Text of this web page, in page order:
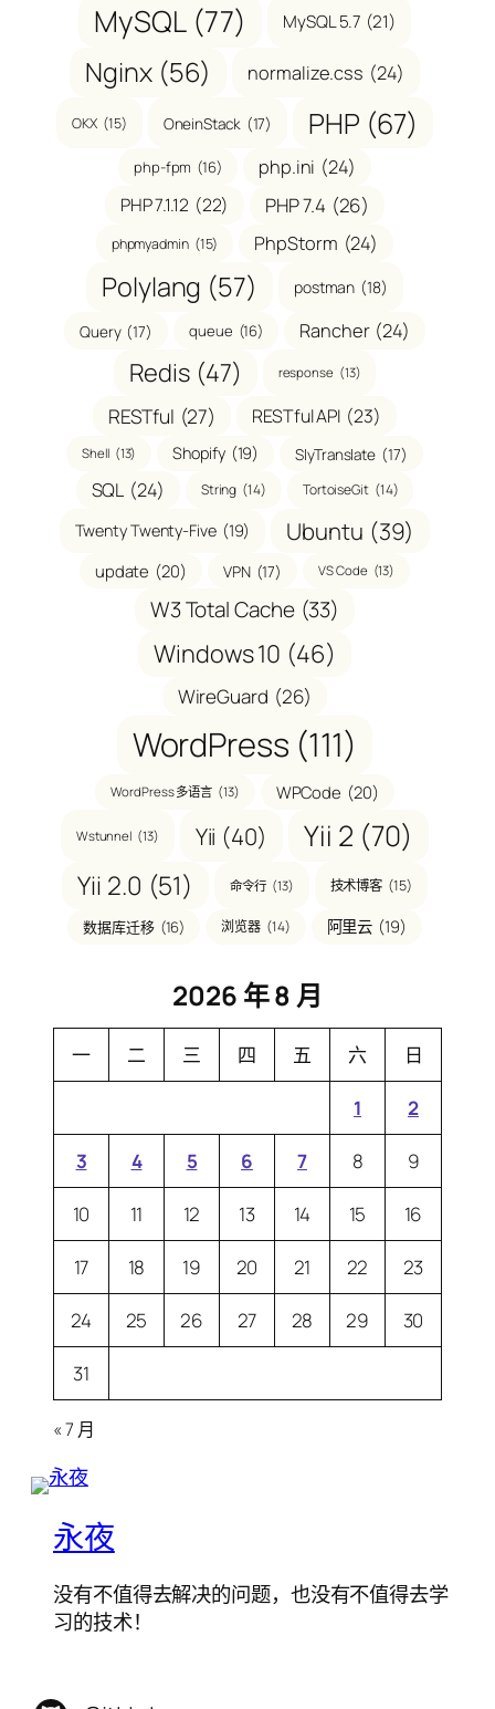
MySQL (77) MySQL 5.7 (21)
Nginx (56) normalize.css (24)
OKX (15) OneinStack (17) PHP (67)
php-fpm (16) php.ini (24)
PHP 7.1.12 (22) PHP 7.4 (26)
phpmyadmin (15) PhpStorm (24)
Polylang (57) postman (18)
Query (17) queue (16) Rancher (24)
Redis (47) response (13)
RESTful (27) RESTful API (23)
Shell (13) Shopify (19) SlyTranslate (17)
SQL (24) String (14) TortoiseGit (14)
Twenty Twenty-Five (19) Ubuntu (39)
update (20) VPN (17) VS Code (13)
W3 Total Cache (33)
Windows 10 (46)
WireGuard (26)
WordPress (111)
WordPress 多语言 (13) WPCode (20)
Wstunnel (13) Yii (40) Yii 2 (70)
Yii 2.0 (51) 命令行 (13) 技术博客 (15)
数据库迁移 (16) 浏览器 (14) 阿里云 (19)
2026 年 8 月
一 二 三 四 五 六 日
1 2
3 4 5 6 7 8 9
10 11 12 13 14 15 16
17 18 19 20 21 22 23
24 25 26 27 28 29 30
31
« 7 月
永夜
没有不值得去解决的问题，也没有不值得去学
习的技术！